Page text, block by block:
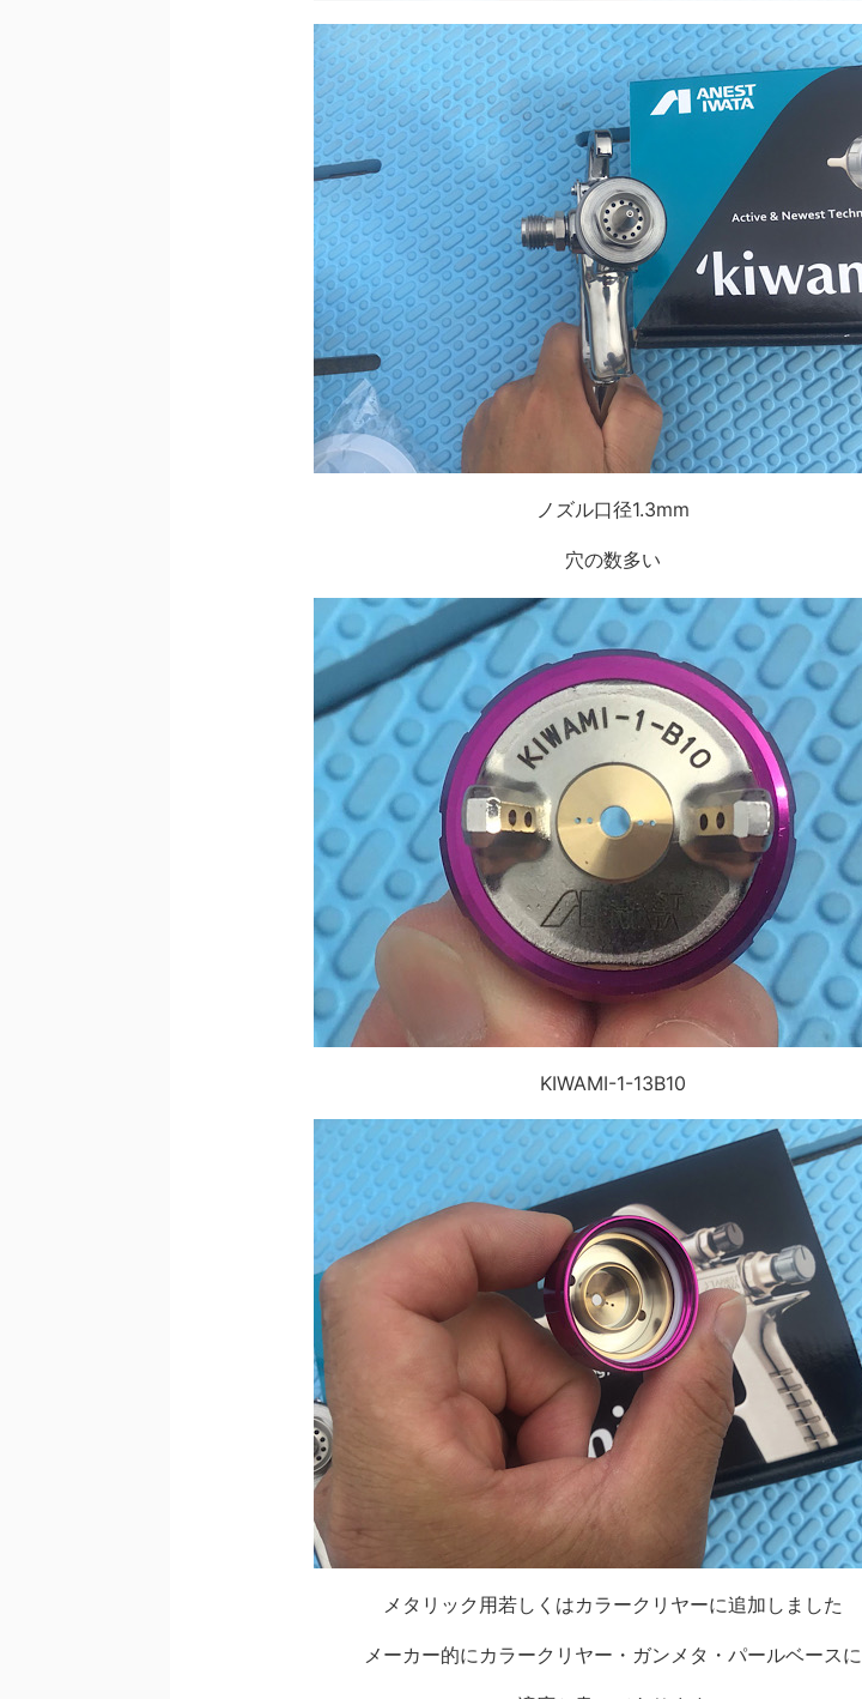
ノズル口径1.3mm
穴の数多い
KIWAMI-1-13B10
メタリック用若しくはカラークリヤーに追加しました
メーカー的にカラークリヤー・ガンメタ・パールベースに